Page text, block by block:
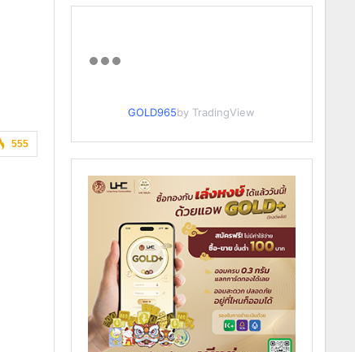
555
GOLD965by TradingView